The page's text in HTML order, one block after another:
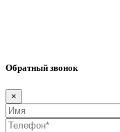
Обратный звонок
×